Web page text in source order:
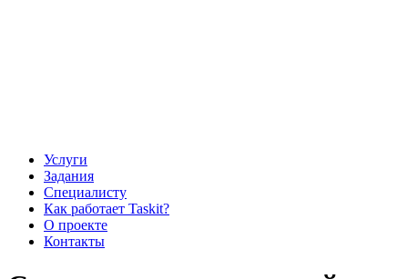
Услуги
Задания
Специалисту
Как работает Taskit?
О проекте
Контакты